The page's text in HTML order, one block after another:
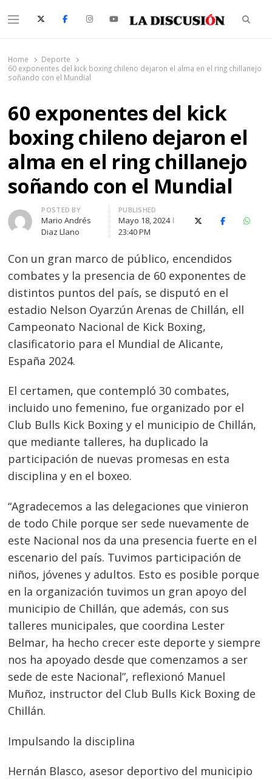
Menu
Home
Deporte
60 exponentes del kick boxing chileno dejaron el alma en el ring chillanejo
soñando con el Mundial
60 exponentes del kick
boxing chileno dejaron el
alma en el ring chillanejo
soñando con el Mundial
Author
POSTED BY
Mario Andrés
Diaz Llano
PUBLISHED
Mayo 18, 2024
23:40 PM
X (Twitter)Facebook
Con un gran marco de público, encendidos
combates y la presencia de 60 exponentes de
distintos puntos del país, se disputó en el
estadio Nelson Oyarzún Arenas de Chillán, ell
Campeonato Nacional de Kick Boxing,
clasificatorio para el Mundial de Alicante,
España 2024.
El certamen, que contempló 30 combates,
incluido uno femenino, fue organizado por el
Club Bulls Kick Boxing y el municipio de Chillán,
que mediante talleres, ha duplicado la
participación de nuevas promesas en esta
disciplina y en el boxeo.
“Agradecemos a las delegaciones que vinieron
de todo Chile porque ser sede nuevamente de
este Nacional nos da una presencia fuerte en el
escenario del país. Tuvimos participación de
niños, jóvenes y adultos. Esto es posible porque
en la organización tuvimos un gran apoyo del
municipio de Chillán, que además, con sus
talleres municipales, que coordina Lester
Belmar, ha hecho crecer este deporte y siempre
nos ha apoyado desde que comenzamos a ser
sede de este Nacional”, reflexionó Manuel
Muñoz, instructor del Club Bulls Kick Boxing de
Chillán.
Impulsando la disciplina
Hernán Blasco, asesor deportivo del municipio